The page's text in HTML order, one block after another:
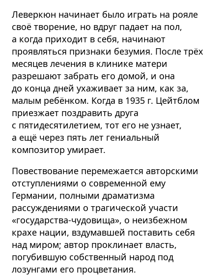
Леверкюн начинает было играть на рояле
своё творение, но вдруг падает на пол,
а когда приходит в себя, начинают
проявляться признаки безумия. После трёх
месяцев лечения в клинике матери
разрешают забрать его домой, и она
до конца дней ухаживает за ним, как за,
малым ребёнком. Когда в 1935 г. Цейтблом
приезжает поздравить друга
с пятидесятилетием, тот его не узнает,
а ещё через пять лет гениальный
композитор умирает.
Повествование перемежается авторскими
отступлениями о современной ему
Германии, полными драматизма
рассуждениями о трагической участи
«государства-чудовища», о неизбежном
крахе нации, вздумавшей поставить себя
над миром; автор проклинает власть,
погубившую собственный народ под
лозунгами его процветания.